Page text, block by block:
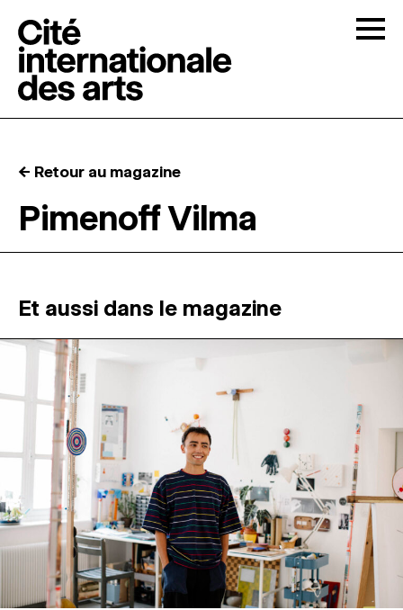
RÉSIDENCES ↓
ATELIERS OUVERTS
PROGRAMMATION
MAGAZINE
ESPACES DE PRATIQUE ARTISTIQUE ↓
Recherche
Connexion
← Retour au magazine
Pimenoff Vilma
Et aussi dans le magazine